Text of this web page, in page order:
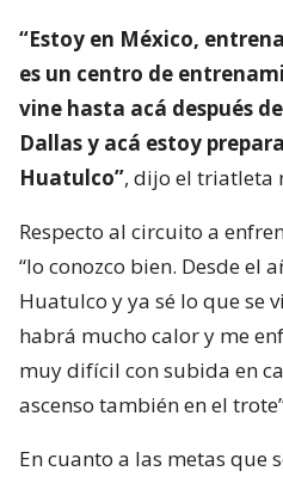
“Estoy en México,
es un centro de
vine hasta acá después
Dallas y acá estoy
Huatulco”, dijo el triatleta
Respecto al circuito a
“lo conozco bien. Desde el
Huatulco y ya sé lo que se
habrá mucho calor y me
muy difícil con subida en
ascenso también en el
En cuanto a las metas que